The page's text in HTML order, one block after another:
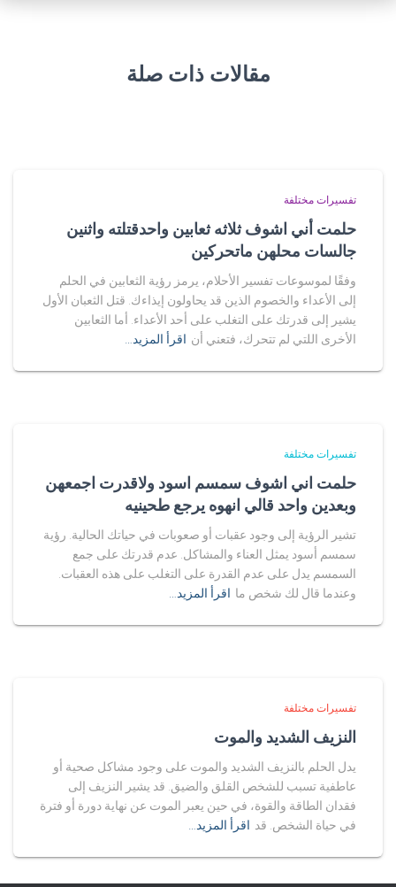
مقالات ذات صلة
تفسيرات مختلفة
حلمت أني اشوف ثلاثه ثعابين واحدقتلته واثنين
جالسات محلهن ماتحركين
وفقًا لموسوعات تفسير الأحلام، يرمز رؤية الثعابين في الحلم
إلى الأعداء والخصوم الذين قد يحاولون إيذاءك. قتل الثعبان الأول
يشير إلى قدرتك على التغلب على أحد الأعداء. أما الثعابين
الأخرى اللتي لم تتحرك، فتعني أن اقرأ المزيد…
تفسيرات مختلفة
حلمت اني اشوف سمسم اسود ولاقدرت اجمعهن
وبعدين واحد قالي انهوه يرجع طحينيه
تشير الرؤية إلى وجود عقبات أو صعوبات في حياتك الحالية. رؤية
سمسم أسود يمثل العناء والمشاكل. عدم قدرتك على جمع
السمسم يدل على عدم القدرة على التغلب على هذه العقبات.
وعندما قال لك شخص ما اقرأ المزيد…
تفسيرات مختلفة
النزيف الشديد والموت
يدل الحلم بالنزيف الشديد والموت على وجود مشاكل صحية أو
عاطفية تسبب للشخص القلق والضيق. قد يشير النزيف إلى
فقدان الطاقة والقوة، في حين يعبر الموت عن نهاية دورة أو فترة
في حياة الشخص. قد اقرأ المزيد…